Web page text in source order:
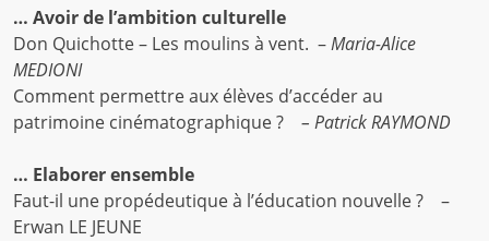
… Avoir de l’ambition culturelle
Don Quichotte – Les moulins à vent. –Maria-Alice
MEDIONI
Comment permettre aux élèves d’accéder au
patrimoine cinématographique ?
– Patrick RAYMOND
… Elaborer ensemble
Faut-il une propédeutique à l’éducation nouvelle ? –
Erwan LE JEUNE